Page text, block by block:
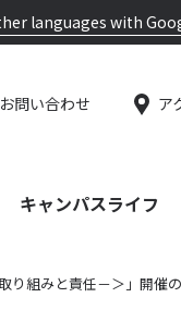
languages with
お問い合わせ ア
キャンパスライフ
り組みと責任－＞」開催